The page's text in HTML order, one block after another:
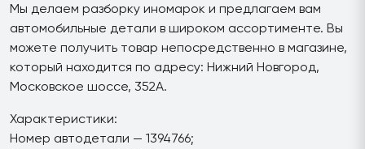
Мы делаем разборку иномарок и предлагаем вам
автомобильные детали в широком ассортименте. Вы
можете получить товар непосредственно в магазине,
который находится по адресу: Нижний Новгород,
Московское шоссе, 352А.
Характеристики:
Номер автодетали — 1394766;